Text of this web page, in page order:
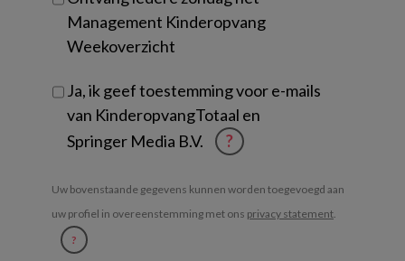
Management Kinderopvang
Weekoverzicht
Ja, ik geef toestemming voor e-mails
van KinderopvangTotaal en
Springer Media B.V.
?
Uw bovenstaande gegevens kunnen worden toegevoegd aan
uw profiel in overeenstemming met ons privacy statement.
?